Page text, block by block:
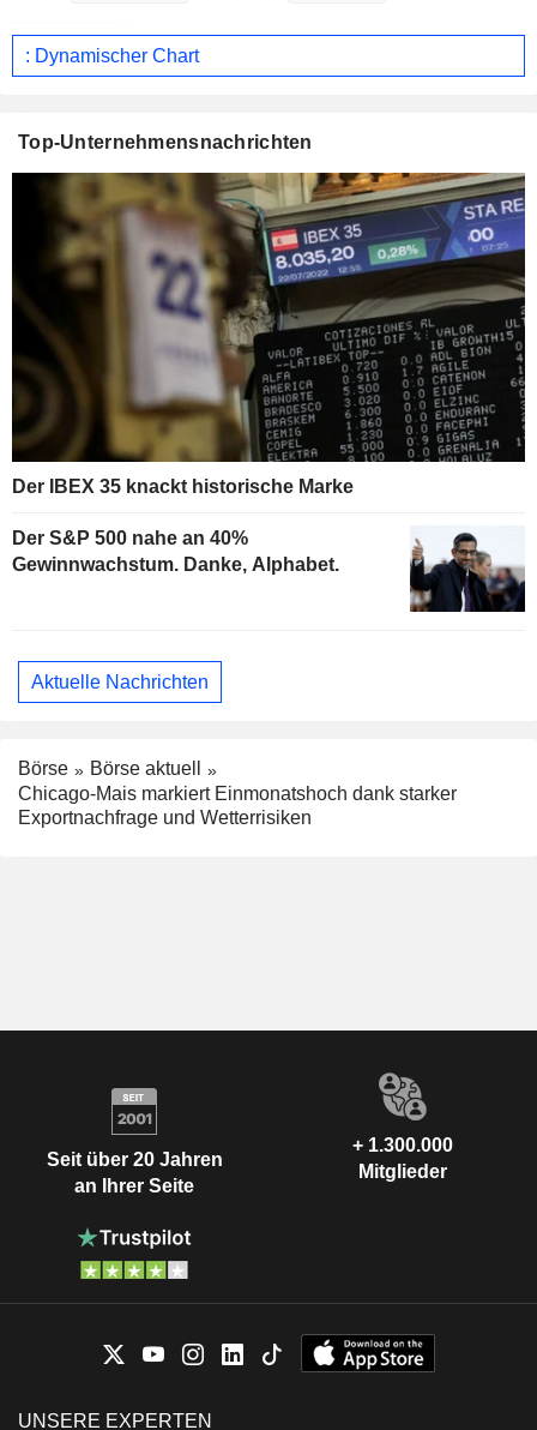
: Dynamischer Chart
Top-Unternehmensnachrichten
Der IBEX 35 knackt historische Marke
Der S&P 500 nahe an 40%
Gewinnwachstum. Danke, Alphabet.
Aktuelle Nachrichten
Börse
Börse aktuell
Chicago-Mais markiert Einmonatshoch dank starker
Exportnachfrage und Wetterrisiken
Seit über 20 Jahren
an Ihrer Seite
+ 1.300.000
Mitglieder
UNSERE EXPERTEN